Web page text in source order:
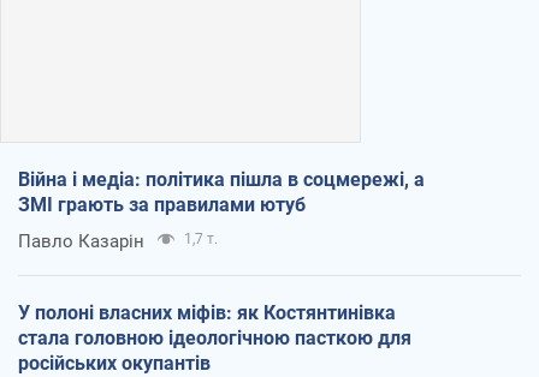
Війна і медіа: політика пішла в соцмережі, а
ЗМІ грають за правилами ютуб
Павло Казарін 1,7 т.
У полоні власних міфів: як Костянтинівка
стала головною ідеологічною пасткою для
російських окупантів